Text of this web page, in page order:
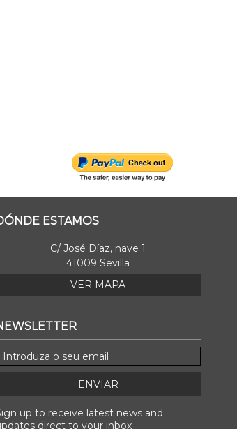
ESTAMOS
C/ José Díaz, nave 1
41009 Sevilla
VER MAPA
ENVIAR
up to receive latest news and
direct to your inbox